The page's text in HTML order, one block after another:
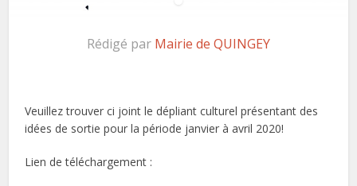
Rédigé par Mairie de QUINGEY
Veuillez trouver ci joint le dépliant culturel présentant des
idées de sortie pour la période janvier à avril 2020!
Lien de téléchargement :